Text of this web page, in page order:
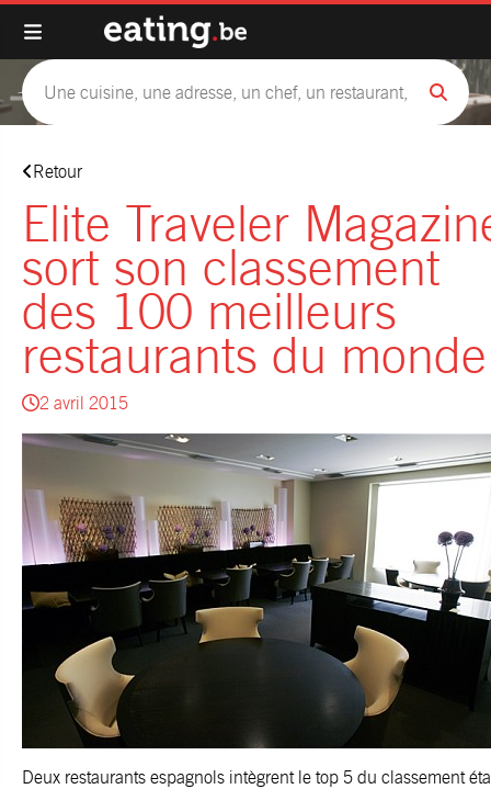
Retour
Elite Traveler
sort son classement
des 100 meilleurs
restaurants du monde
2 avril 2015
Deux restaurants espagnols intègrent le top 5 du classement